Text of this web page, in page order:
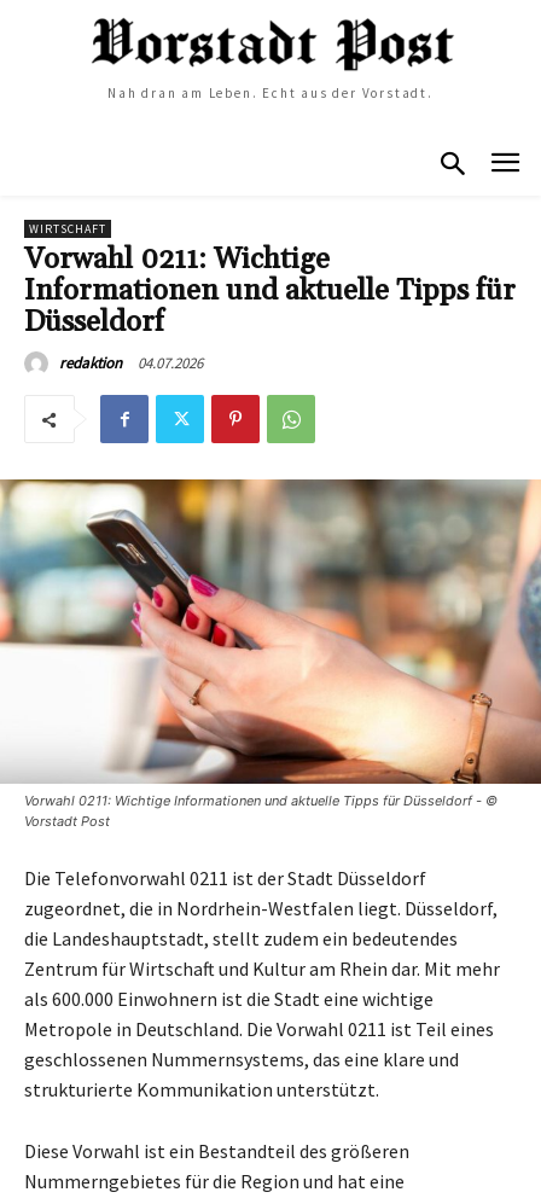
Nah dran am Leben. Echt aus der Vorstadt.
WIRTSCHAFT
Vorwahl 0211: Wichtige
Informationen und aktuelle Tipps für
Düsseldorf
redaktion 04.07.2026
Vorwahl 0211: Wichtige Informationen und aktuelle Tipps für Düsseldorf - ©
Vorstadt Post
Die Telefonvorwahl 0211 ist der Stadt Düsseldorf
zugeordnet, die in Nordrhein-Westfalen liegt. Düsseldorf,
die Landeshauptstadt, stellt zudem ein bedeutendes
Zentrum für Wirtschaft und Kultur am Rhein dar. Mit mehr
als 600.000 Einwohnern ist die Stadt eine wichtige
Metropole in Deutschland. Die Vorwahl 0211 ist Teil eines
geschlossenen Nummernsystems, das eine klare und
strukturierte Kommunikation unterstützt.
Diese Vorwahl ist ein Bestandteil des größeren
Nummerngebietes für die Region und hat eine